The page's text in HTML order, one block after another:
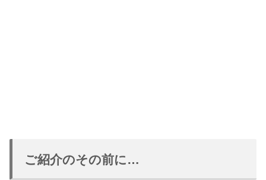
ご紹介のその前に…